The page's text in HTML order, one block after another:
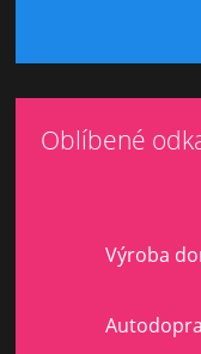
Oblíbené
Výroba